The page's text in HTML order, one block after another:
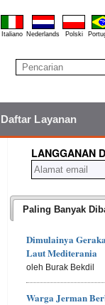
Italiano Nederlands Polski
Daftar Layanan
LANGGANAN
Paling Banyak
Dimulainya
Laut Mediterania
oleh Burak Bekdil
Warga Jerman